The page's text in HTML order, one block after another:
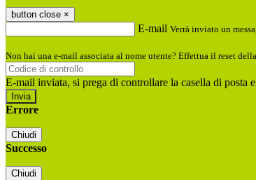
button close ×
E-mail Verrà inviato un
Non hai una e-mail associata al nome utente? Effettua il reset
E-mail inviata, si prega di controllare la casella di posta
Errore
Chiudi
Successo
Chiudi